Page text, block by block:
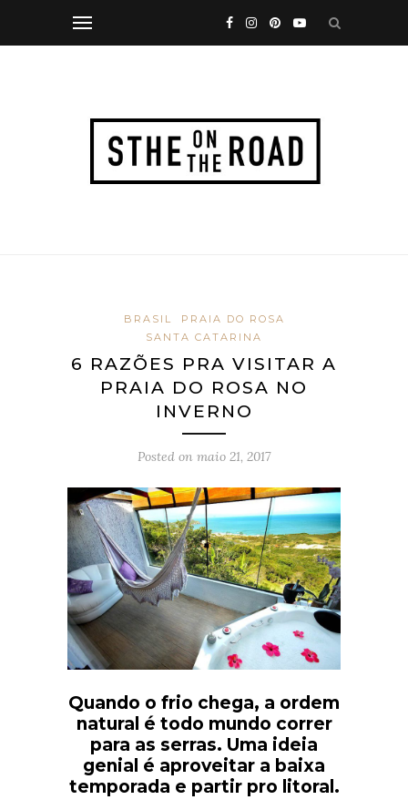
BRASIL
PRAIA DO ROSA
SANTA CATARINA
6 RAZÕES PRA VISITAR A
PRAIA DO ROSA NO
INVERNO
Posted on maio 21, 2017
Quando o frio chega, a ordem
natural é todo mundo correr
para as serras. Uma ideia
genial é aproveitar a baixa
temporada e partir pro litoral.